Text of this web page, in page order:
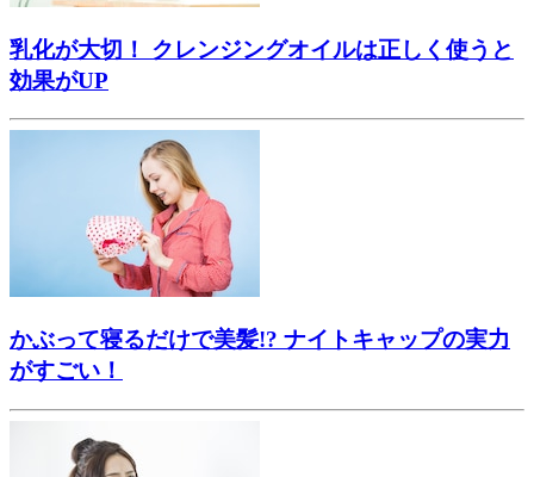
乳化が大切！ クレンジングオイルは正しく使うと
効果がUP
かぶって寝るだけで美髪!? ナイトキャップの実力
がすごい！